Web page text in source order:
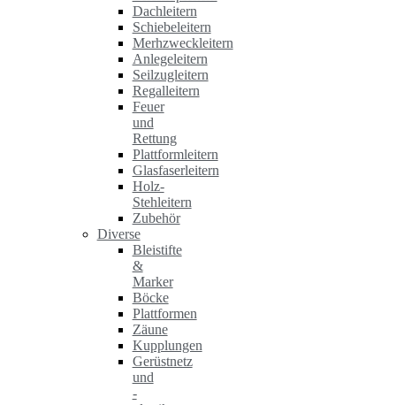
Dachleitern
Schiebeleitern
Merhzweckleitern
Anlegeleitern
Seilzugleitern
Regalleitern
Feuer
und
Rettung
Plattformleitern
Glasfaserleitern
Holz-
Stehleitern
Zubehör
Diverse
Bleistifte
&
Marker
Böcke
Plattformen
Zäune
Kupplungen
Gerüstnetz
und
-